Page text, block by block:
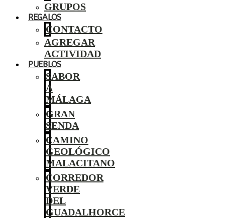
GRUPOS
REGALOS
CONTACTO
AGREGAR
ACTIVIDAD
PUEBLOS
SABOR
A
MÁLAGA
GRAN
SENDA
CAMINO
GEOLÓGICO
MALACITANO
CORREDOR
VERDE
DEL
GUADALHORCE